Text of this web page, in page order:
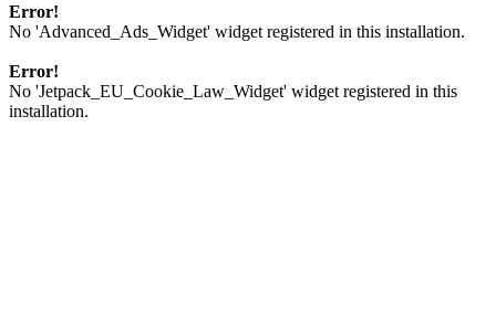
Error!
No 'Advanced_Ads_Widget' widget registered in this installation.
Error!
No 'Jetpack_EU_Cookie_Law_Widget' widget registered in this
installation.